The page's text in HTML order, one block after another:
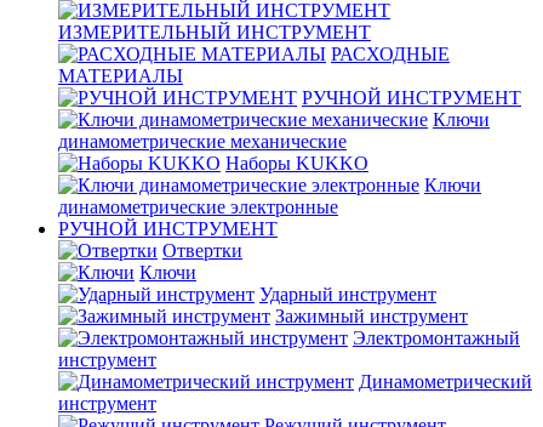
ИЗМЕРИТЕЛЬНЫЙ ИНСТРУМЕНТ
РАСХОДНЫЕ
МАТЕРИАЛЫ
РУЧНОЙ ИНСТРУМЕНТ
Ключи
динамометрические механические
Наборы KUKKO
Ключи
динамометрические электронные
РУЧНОЙ ИНСТРУМЕНТ
Отвертки
Ключи
Ударный инструмент
Зажимный инструмент
Электромонтажный
инструмент
Динамометрический
инструмент